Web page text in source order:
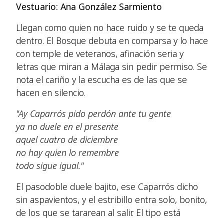
Vestuario: Ana González Sarmiento
Llegan como quien no hace ruido y se te queda
dentro. El Bosque debuta en comparsa y lo hace
con temple de veteranos, afinación seria y
letras que miran a Málaga sin pedir permiso. Se
nota el cariño y la escucha es de las que se
hacen en silencio.
"Ay Caparrós pido perdón ante tu gente
ya no duele en el presente
aquel cuatro de diciembre
no hay quien lo remembre
todo sigue igual."
El pasodoble duele bajito, ese Caparrós dicho
sin aspavientos, y el estribillo entra solo, bonito,
de los que se tararean al salir. El tipo está